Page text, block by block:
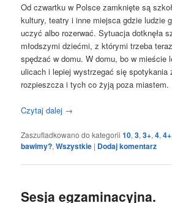
Od czwartku w Polsce zamknięte są
kultury, teatry i inne miejsca gdzie ludzie
uczyć albo rozerwać. Sytuacja dotknęła
młodszymi dziećmi, z którymi trzeba
spędzać w domu. W domu, bo w mieście
ulicach i lepiej wystrzegać się spotykania
rozpieszcza i tych co żyją poza miastem.
Czytaj dalej →
Zaszufladkowano do kategorii 10,3,3+,4,4+
bawimy?,Wszystkie | Dodaj komentarz
Sesja egzaminacyjna.